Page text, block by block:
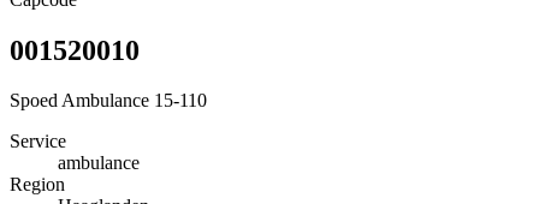
001520010
Spoed Ambulance 15-110
Service
ambulance
Region